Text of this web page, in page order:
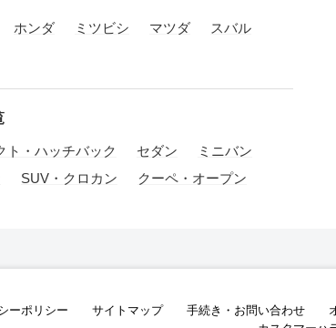
ホンダ ミツビシ マツダ
スバル
ト・ハッチバック セダン
ミニバン
SUV・クロカン クーペ・オープン
ーポリシー サイトマップ 手続き・お問い合わせ